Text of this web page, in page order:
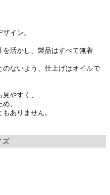
イン。
活かし、製品はすべて無着
ないよう、仕上げはオイルで
やすく、
、
ありません。
ズ